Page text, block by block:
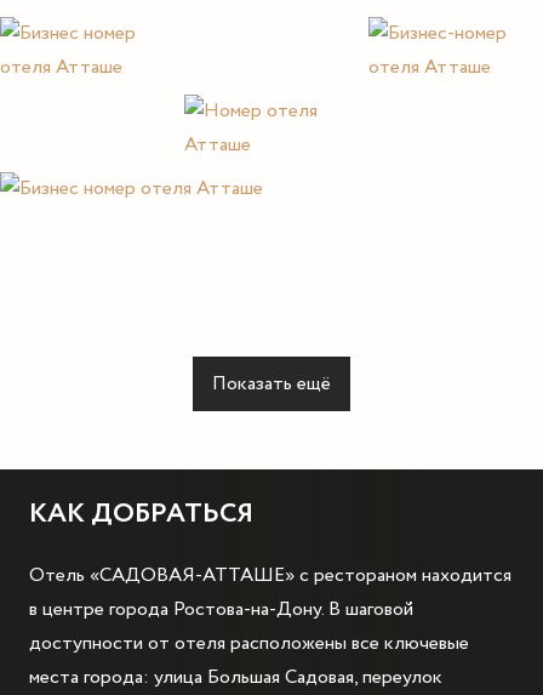
Показать ещё
КАК ДОБРАТЬСЯ
Отель «САДОВАЯ-АТТАШЕ» с рестораном находится
в центре города Ростова-на-Дону. В шаговой
доступности от отеля расположены все ключевые
места города: улица Большая Садовая, переулок